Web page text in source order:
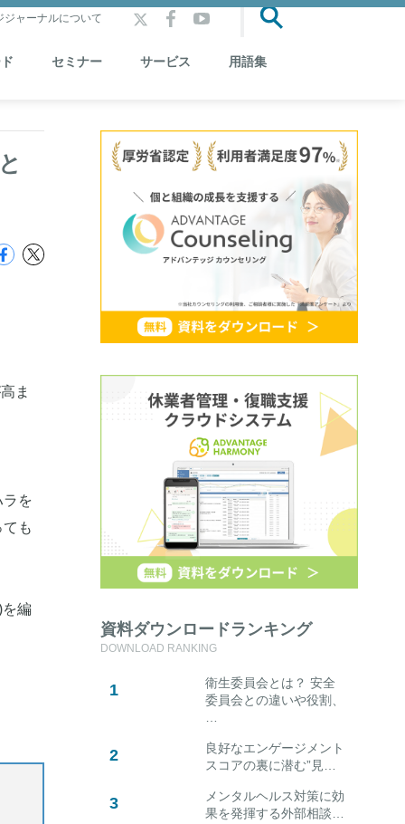
ジャーナルについて
セミナー サービス 用語集
ま
を
も
編
資料ダウンロードランキング
DOWNLOAD RANKING
衛生委員会とは？ 安全
委員会との違いや役割、
良好なエンゲージメント
スコアの裏に潜む”見…
メンタルヘルス対策に効
果を発揮する外部相談…